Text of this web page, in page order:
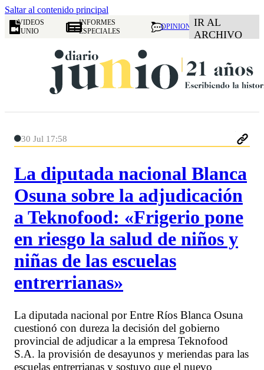
Saltar al contenido principal
VIDEOS
JUNIO
INFORMES
ESPECIALES
OPINION IR AL
ARCHIVO
30 Jul 17:58
La diputada nacional Blanca
Osuna sobre la adjudicación
a Teknofood: «Frigerio pone
en riesgo la salud de niños y
niñas de las escuelas
entrerrianas»
La diputada nacional por Entre Ríos Blanca Osuna
cuestionó con dureza la decisión del gobierno
provincial de adjudicar a la empresa Teknofood
S.A. la provisión de desayunos y meriendas para las
escuelas entrerrianas y sostuvo que el nuevo